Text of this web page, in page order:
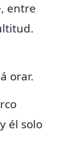
entre
orar.
él solo